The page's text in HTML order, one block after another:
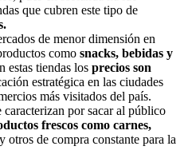
que cubren este tipo de
de menor dimensión en
como snacks, bebidas y
estas tiendas los precios son
estratégica en las ciudades
más visitados del país.
caracterizan por sacar al público
frescos como carnes,
y otros de compra constante para la